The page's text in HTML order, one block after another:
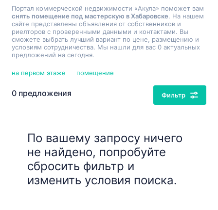
Портал коммерческой недвижимости «Акула» поможет вам
снять помещение под мастерскую в Хабаровске. На нашем
сайте представлены объявления от собственников и
риелторов с проверенными данными и контактами. Вы
сможете выбрать лучший вариант по цене, размещению и
условиям сотрудничества. Мы нашли для вас 0 актуальных
предложений на сегодня.
на первом этаже помещение
0 предложения Фильтр
По вашему запросу ничего
не найдено, попробуйте
сбросить фильтр и
изменить условия поиска.